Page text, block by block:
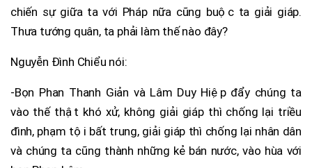
chiến sự giữa ta với Pháp nữa cũng buộc ta giải giáp.
Thưa tướng quân, ta phải làm thế nào đây?
Nguyễn Đình Chiểu nói:
-Bọn Phan Thanh Giản và Lâm Duy Hiệp đẩy chúng ta
vào thế thật khó xử, không giải giáp thì chống lại triều
đình, phạm tội bất trung, giải giáp thì chống lại nhân dân
và chúng ta cũng thành những kẻ bán nước, vào hùa với